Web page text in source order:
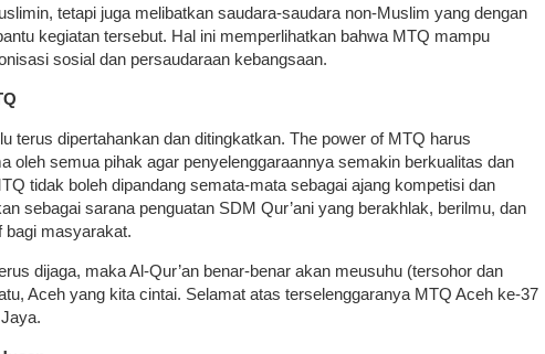
tetapi juga melibatkan saudara-saudara non-Muslim yang dengan
kegiatan tersebut. Hal ini memperlihatkan bahwa MTQ mampu
sosial dan persaudaraan kebangsaan.
terus dipertahankan dan ditingkatkan. The power of MTQ harus
oleh semua pihak agar penyelenggaraannya semakin berkualitas dan
tidak boleh dipandang semata-mata sebagai ajang kompetisi dan
sebagai sarana penguatan SDM Qur’ani yang berakhlak, berilmu, dan
bagi masyarakat.
dijaga, maka Al-Qur’an benar-benar akan meusuhu (tersohor dan
Aceh yang kita cintai. Selamat atas terselenggaranya MTQ Aceh ke-37